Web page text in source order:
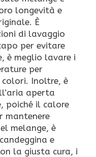
longevità e
È
di lavaggio
per evitare
è meglio lavare i
per
colori. Inoltre, è
aperta
poiché il calore
mantenere
melange, è
e
la giusta cura, i